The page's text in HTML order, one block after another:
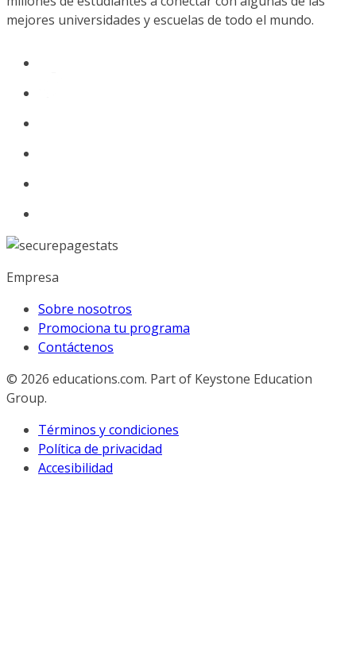
mejores universidades y escuelas de todo el mundo.
Empresa
Sobre nosotros
Promociona tu programa
Contáctenos
© 2026 educations.com. Part of Keystone Education
Group.
Términos y condiciones
Política de privacidad
Accesibilidad